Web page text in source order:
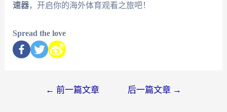
速器，开启你的海外体育观看之旅吧！
Spread the love
← 前一篇文章 后一篇文章 →